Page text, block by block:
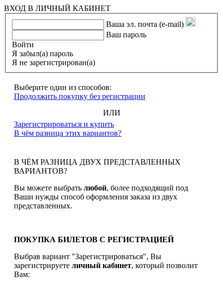
ВХОД В ЛИЧНЫЙ КАБИНЕТ
Ваша эл. почта (e-mail)
Ваш пароль
Войти
Я забыл(а) пароль
Я не зарегистрирован(а)
Выберите один из способов:
Продолжить покупку без регистрации
ИЛИ
Зарегистрироваться и купить
В чём разница этих вариантов?
В ЧЁМ РАЗНИЦА ДВУХ ПРЕДСТАВЛЕННЫХ
ВАРИАНТОВ?
Вы можете выбрать любой, более подходящий под
Ваши нужды способ оформления заказа из двух
представленных.
ПОКУПКА БИЛЕТОВ С РЕГИСТРАЦИЕЙ
Выбрав вариант "Зарегистрироваться", Вы
зарегистрируете личный кабинет, который позволит
Вам: